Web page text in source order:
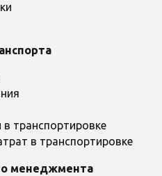
транспортировке
в транспортировке
менеджмента